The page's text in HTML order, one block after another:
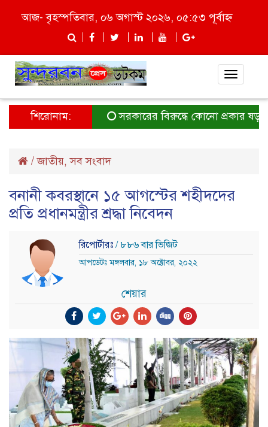
আজ- বৃহস্পতিবার, ০৬ অগাস্ট ২০২৬, ০৫:৫৩ পূর্বাহ্ন
Toggle
শিরোনাম: সরকারের বিরুদ্ধে কোনো প্রকার ষড়যন্ত্র
/জাতীয়,সব সংবাদ
বনানী কবরস্থানে ১৫ আগস্টের শহীদদের
প্রতি প্রধানমন্ত্রীর শ্রদ্ধা নিবেদন
রিপোর্টারঃ / ৮৮৬ বার ভিজিট
আপডেটঃ মঙ্গলবার, ১৮ অক্টোবর, ২০২২
শেয়ার